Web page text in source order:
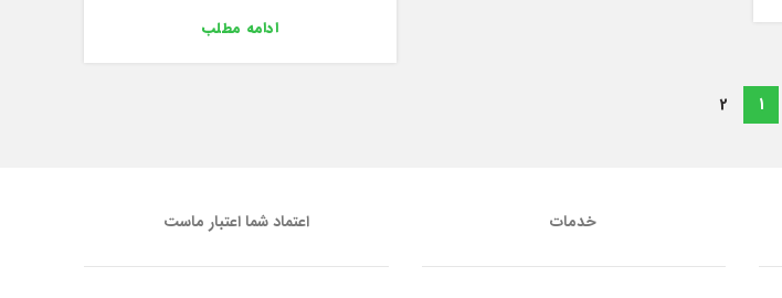
ادامه مطلب
1
2
خدمات اعتماد شما اعتبار ماست